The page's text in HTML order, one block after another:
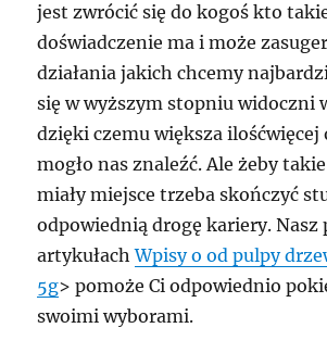
jest zwrócić się do kogoś kto
doświadczenie ma i może
działania jakich chcemy
się w wyższym stopniu widoczni
dzięki czemu większa ilośćwięcej
mogło nas znaleźć. Ale żeby
miały miejsce trzeba skończyć
odpowiednią drogę kariery. Nasz
artykułachWpisy o od pulpy
5g> pomoże Ci odpowiednio
swoimi wyborami.